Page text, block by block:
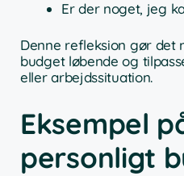
Er der noget, jeg
Denne refleksion gør det
budget løbende og
eller arbejdssituation.
Eksempel
personligt